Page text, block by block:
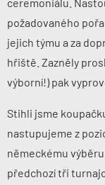
požadovaného
jejich týmu a za
hřiště. Zazněly
výborní!) pak
Stihli jsme
nastupujeme z
německému výběru
předchozí tři